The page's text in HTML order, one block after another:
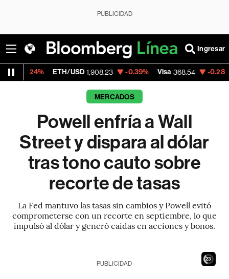
PUBLICIDAD
Ingresar
1,908.23 -0.39% Visa 368.54 -0.28% MercadoLibre
MERCADOS
Powell enfría a Wall
Street y dispara al dólar
tras tono cauto sobre
recorte de tasas
La Fed mantuvo las tasas sin cambios y Powell evitó
comprometerse con un recorte en septiembre, lo que
impulsó al dólar y generó caídas en acciones y bonos.
21
PUBLICIDAD